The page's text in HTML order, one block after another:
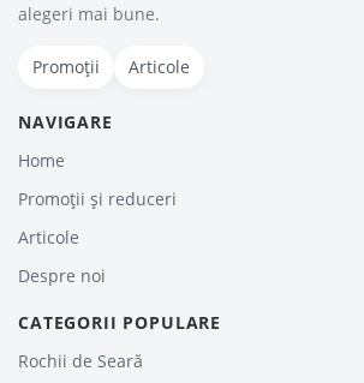
alegeri mai bune.
Promoții Articole
NAVIGARE
Home
Promoții și reduceri
Articole
Despre noi
CATEGORII POPULARE
Rochii de Seară